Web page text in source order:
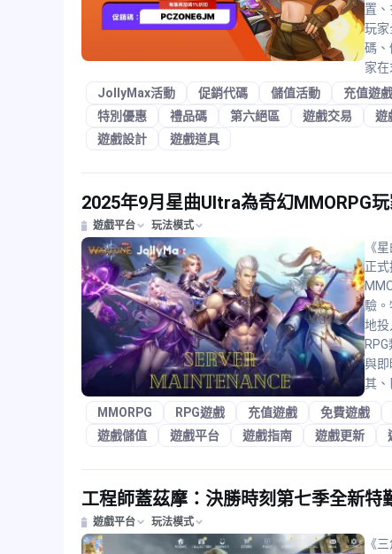
置
玩家
碼、
家在
JollyMax活動
促銷代碼 儲值活動 充值遊戲
特別優惠
禮品碼 第六絕區 遊戲交易 遊
遊戲設計
遊戲道具
2025年9月星曲Ultra為奇幻MMORPG
遊戲平台 玩法模式
《
正
驗
地投
與即
其、
MMORPG RPG遊戲 充值遊戲 免費遊戲
遊戲儲值
遊戲平台 遊戲指南 遊戲更新
工程師蓋茲摩：決勝時刻第七季全新特
遊戲平台 玩法模式
《